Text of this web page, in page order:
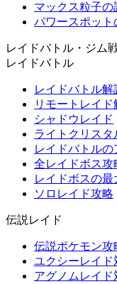
マックス粒子の
パワースポット
レイドバトル・ジム
レイドバトル
レイドバトル解
リモートレイド
シャドウレイド
ライトクリスタ
レイドバトルの
全レイドボス攻
レイドボスの最
ソロレイド攻略
伝説レイド
伝説ポケモン攻
ユクシーレイド
アグノムレイド